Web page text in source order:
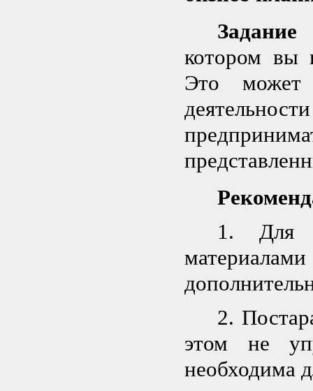
котором вы
Это может
1. Для
2.
этом не
необходима